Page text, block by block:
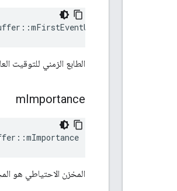
الطابع الزمني للتوقيت
mImportance
المخزن الاحتياطي هو